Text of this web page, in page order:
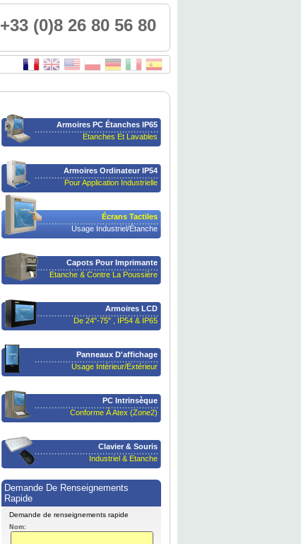
+33 (0)8 26 80 56 80
Armoires PC Étanches IP65
Etanches Et Lavables
Armoires Ordinateur IP54
Pour Application Industrielle
Écrans Tactiles
Usage Industriel/étanche
Capots Pour Imprimante
Etanche & Contre La Poussière
Armoires LCD
De 24"-75" , IP54 & IP65
Panneaux D'affichage
Usage Intérieur/extérieur
PC Intrinsèque
Conforme À Atex (Zone2)
Clavier & Souris
Industriel & Etanche
Demande De Renseignements
Rapide
Demande de renseignements rapide
Nom: